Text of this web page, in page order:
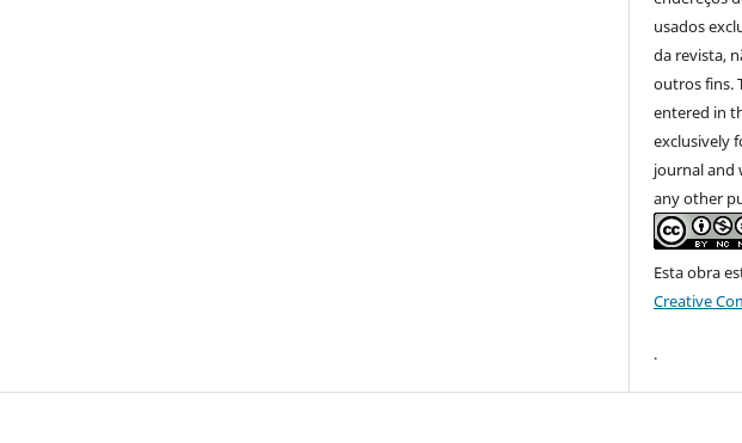
usados
da revista,
outros fins.
entered in
exclusively
journal and
any other
Esta obra
Creative
.